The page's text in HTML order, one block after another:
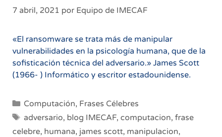
7 abril, 2021 por Equipo de IMECAF
«El ransomware se trata más de manipular
vulnerabilidades en la psicología humana, que de la
sofisticación técnica del adversario.» James Scott
(1966- ) Informático y escritor estadounidense.
Categorías
Computación, Frases Célebres
Etiquetas
adversario, blog IMECAF, computacion, frase
celebre, humana, james scott, manipulacion,